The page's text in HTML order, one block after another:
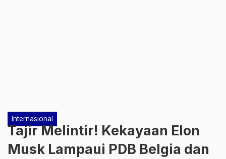
Internasional
Tajir Melintir! Kekayaan Elon
Musk Lampaui PDB Belgia dan